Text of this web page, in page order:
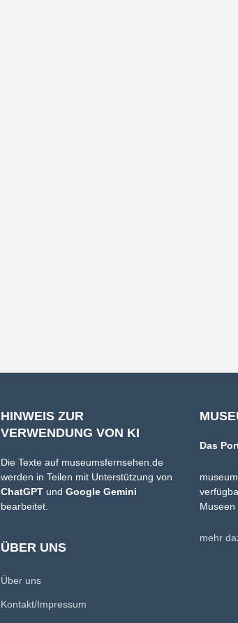
HINWEIS ZUR
VERWENDUNG VON KI
Die Texte auf museumsfernsehen.de
werden in Teilen mit Unterstützung von
ChatGPT und Google Gemini
bearbeitet.
ÜBER UNS
Über uns
Kontakt/Impressum
Das
Museen
mehr